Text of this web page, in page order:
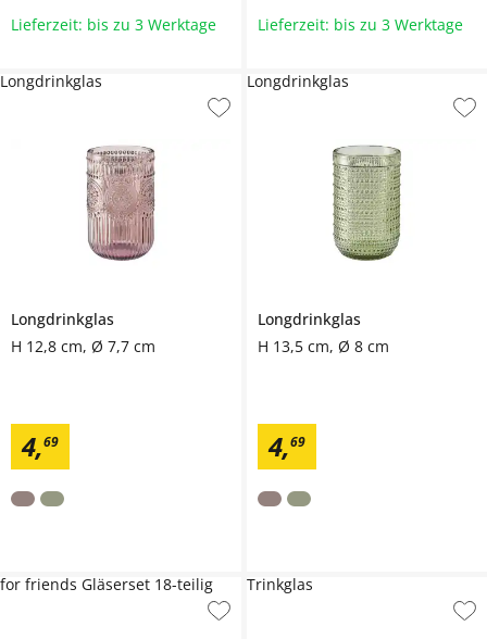
Lieferzeit: bis zu 3 Werktage Lieferzeit: bis zu 3 Werktage
Longdrinkglas
H 12,8 cm, Ø 7,7 cm
4,69
Longdrinkglas
Longdrinkglas
H 13,5 cm, Ø 8 cm
4,69
Longdrinkglas
for friends Gläserset 18-teilig Trinkglas